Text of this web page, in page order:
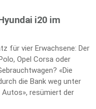
i20 im
für vier Erwachsene: Der
Opel Corsa oder
«Die
die Bank weg unter
resümiert der